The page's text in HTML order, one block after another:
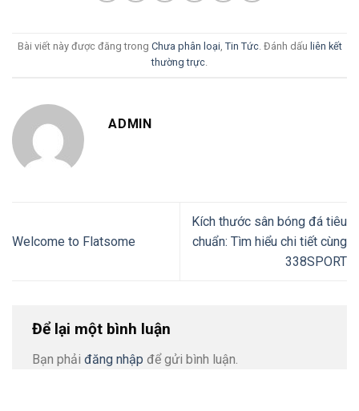
Bài viết này được đăng trong Chưa phân loại Tin Tức. Đánh dấu liên kết
thường trực
ADMIN
Welcome to Flatsome
Kích thước sân bóng đá tiêu
chuẩn: Tìm hiểu chi tiết cùng
338SPORT
Để lại một bình luận
Bạn phải đăng nhập để gửi bình luận.